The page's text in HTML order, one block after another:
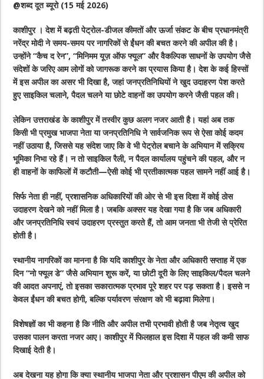
@शब्द दूत ब्यूरो (15 मई 2026)
काशीपुर । देश में बढ़ती पेट्रोल-डीजल कीमतों और ऊर्जा संकट के बीच प्रधानमंत्री
नरेंद्र मोदी ने समय-समय पर नागरिकों से ईंधन की बचत करने की अपील की है।
उन्होंने “कैच द रेन”, “मिनिमम यूज़ ऑफ फ्यूल” और वैकल्पिक साधनों के उपयोग जैसे
संदेशों के जरिए आम लोगों को जागरूक करने का प्रयास किया है। देश के कई हिस्सों
में इस अपील का असर भी दिखा है, जहां जनप्रतिनिधियों ने खुद उदाहरण पेश करते
हुए साइकिल चलाने, पैदल चलने या छोटे वाहनों का उपयोग करने जैसी पहल की।
लेकिन उत्तराखंड के काशीपुर में तस्वीर कुछ अलग नजर आती है। यहां अब तक
किसी भी प्रमुख भाजपा नेता या जनप्रतिनिधि ने सार्वजनिक रूप से ऐसा कोई कदम
नहीं उठाया है, जिससे यह संदेश जाए कि वे भी पेट्रोल बचाने के अभियान में सक्रिय
भूमिका निभा रहे हैं। न तो साइकिल रैली, न पैदल कार्यालय पहुंचने की पहल, और न
ही वाहनों के काफिलों में कटौती—ऐसी कोई भी प्रतीकात्मक पहल सामने नहीं आई है।
सिर्फ नेता ही नहीं, प्रशासनिक अधिकारियों की ओर से भी इस दिशा में कोई ठोस
उदाहरण देखने को नहीं मिला है। जबकि अक्सर यह देखा गया है कि जब अधिकारी
और जनप्रतिनिधि स्वयं उदाहरण प्रस्तुत करते हैं, तो आम जनता भी तेजी से प्रेरित
होती है।
स्थानीय नागरिकों का मानना है कि यदि काशीपुर के नेता और अधिकारी सप्ताह में एक
दिन “नो फ्यूल डे” जैसे अभियान शुरू करें, या छोटी दूरी के लिए साइकिल/पैदल चलने
की आदत अपनाएं, तो इसका सकारात्मक प्रभाव पूरे शहर पर पड़ सकता है। इससे न
केवल ईंधन की बचत होगी, बल्कि पर्यावरण संरक्षण को भी बढ़ावा मिलेगा।
विशेषज्ञों का भी कहना है कि नीति और अपील तभी प्रभावी होती है जब नेतृत्व खुद
उसका पालन करता नजर आए। काशीपुर में फिलहाल इस दिशा में पहल की कमी साफ
दिखाई देती है।
अब देखना यह होगा कि क्या स्थानीय भाजपा नेता और प्रशासन पीएम की अपील को